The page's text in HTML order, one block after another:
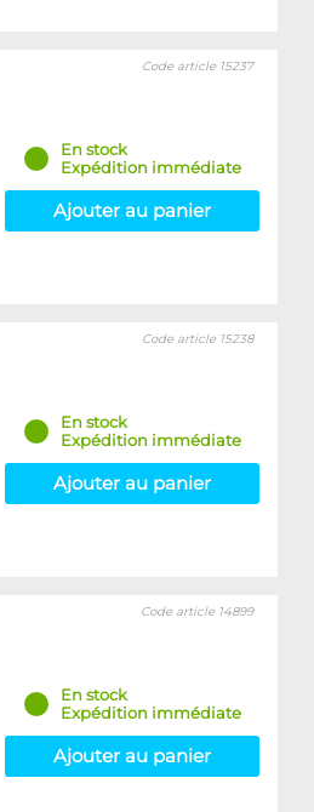
Code article 15237
En stock
Expédition immédiate
Ajouter au panier
Code article 15238
En stock
Expédition immédiate
Ajouter au panier
Code article 14899
En stock
Expédition immédiate
Ajouter au panier